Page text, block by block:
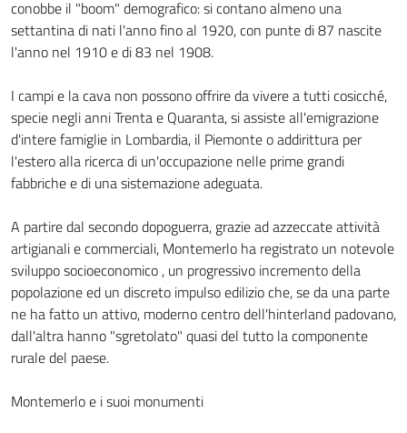
conobbe il "boom" demografico: si contano almeno una
settantina di nati l'anno fino al 1920, con punte di 87 nascite
l'anno nel 1910 e di 83 nel 1908.
I campi e la cava non possono offrire da vivere a tutti cosicché,
specie negli anni Trenta e Quaranta, si assiste all'emigrazione
d'intere famiglie in Lombardia, il Piemonte o addirittura per
l'estero alla ricerca di un'occupazione nelle prime grandi
fabbriche e di una sistemazione adeguata.
A partire dal secondo dopoguerra, grazie ad azzeccate attività
artigianali e commerciali, Montemerlo ha registrato un notevole
sviluppo socioeconomico , un progressivo incremento della
popolazione ed un discreto impulso edilizio che, se da una parte
ne ha fatto un attivo, moderno centro dell'hinterland padovano,
dall'altra hanno "sgretolato" quasi del tutto la componente
rurale del paese.
Montemerlo e i suoi monumenti